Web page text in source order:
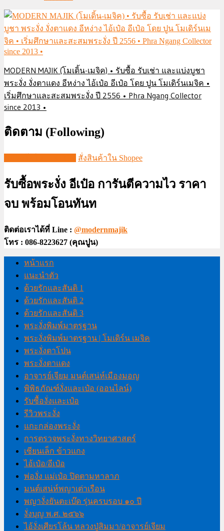
MODERN MAJIK (โมเดิ้น-เมจิค) • รับซื้อ รับเช่า และแบ่งบูชา
พระงั่ง งั่งตาแดง อีหง่าง ไอ้เป๋อ อีเป๋อ โดย ปูน โมเดิร์นเมจิค •
เริ่มศึกษาและสะสมพระงั่ง ปี 2556 • Phra Ngang Collector
since 2013 •
ติดตาม (Following)
สั่งสินค้าใน Shopee
รับซื้อพระงั่ง อีเป๋อ การันตีความไว ราคา
จบ พร้อมโอนทันท
ติดต่อเราได้ที่ Line : @modernmajik
โทร : 086-8223627 (คุณปูน)
หน้าแรก
แนะนำตัว
ด้วยรักและสันติ 1
ด้วยรักและสันติ 2
ด้วยรักและสันติ 3
พระงั่งพิมพ์มาตรฐาน
พระงั่งพิมพ์มาตรฐาน | โมเดิร์น เมจิค
พระงั่งตาโปน
พระงั่งตาแดง
อาจารย์เจียม มนต์เสน่ห์เมืองมอญ
พิพิธภัณฑ์งั่งและเป๋อ (ออนไลน์)
รับซื้องั่งและเป๋อ
รีวิวพระงั่ง
แกะกล่องพระงั่ง
การตรวจพระงั่งทางวิทยาศาสตร์
เซียนเล็ก ข้าวแกง
ไอ้เป๋อ/อีเป๋อ
พ่องั่ง แม่เป๋อ ปิดตามหาลาภ
มนต์เสน่ห์พญาเต่าเรือน
พญางั่งยันตะเบ๊ด รุ่นครบรอบ ๑๐ ปี
งั่งบุญ พ.ศ. ๒๕๖๖
ไอ้งั่งเศียรโล้น หลวงปู่สิมมา/อาจารย์เจียม